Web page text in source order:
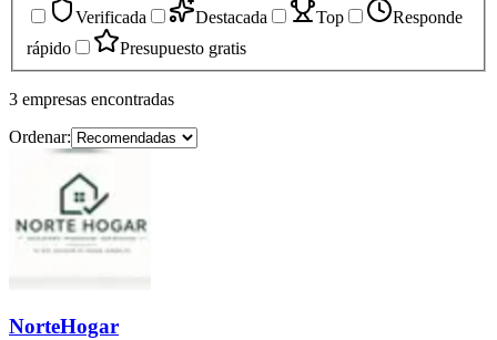
Verificada
Destacada Top
Responde
rápido
Presupuesto gratis
3 empresas encontradas
Ordenar:
NorteHogar